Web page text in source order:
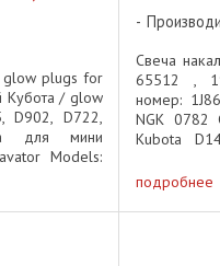
glow plugs for
Кубота / glow
D902, D722,
для мини
Models:
Свеча
65512 ,
номер:
NGK 0782
Kubota
подробнее